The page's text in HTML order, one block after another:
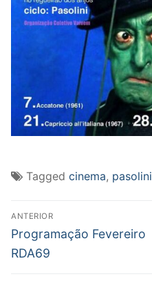
Tagged cinema, pasolini
Post
navigation
ANTERIOR
Previous
post:
Programação Fevereiro
RDA69